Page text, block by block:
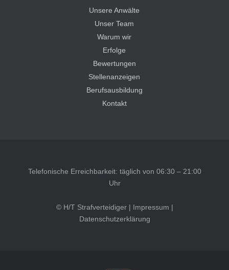
Unsere Anwälte
Unser Team
Warum wir
Erfolge
Bewertungen
Stellenanzeigen
Berufsausbildung
Kontakt
Telefonische Erreichbarkeit: täglich von 06:30 – 21:00
Uhr
© H/T Strafverteidiger | Impressum |
Datenschutzerklärung